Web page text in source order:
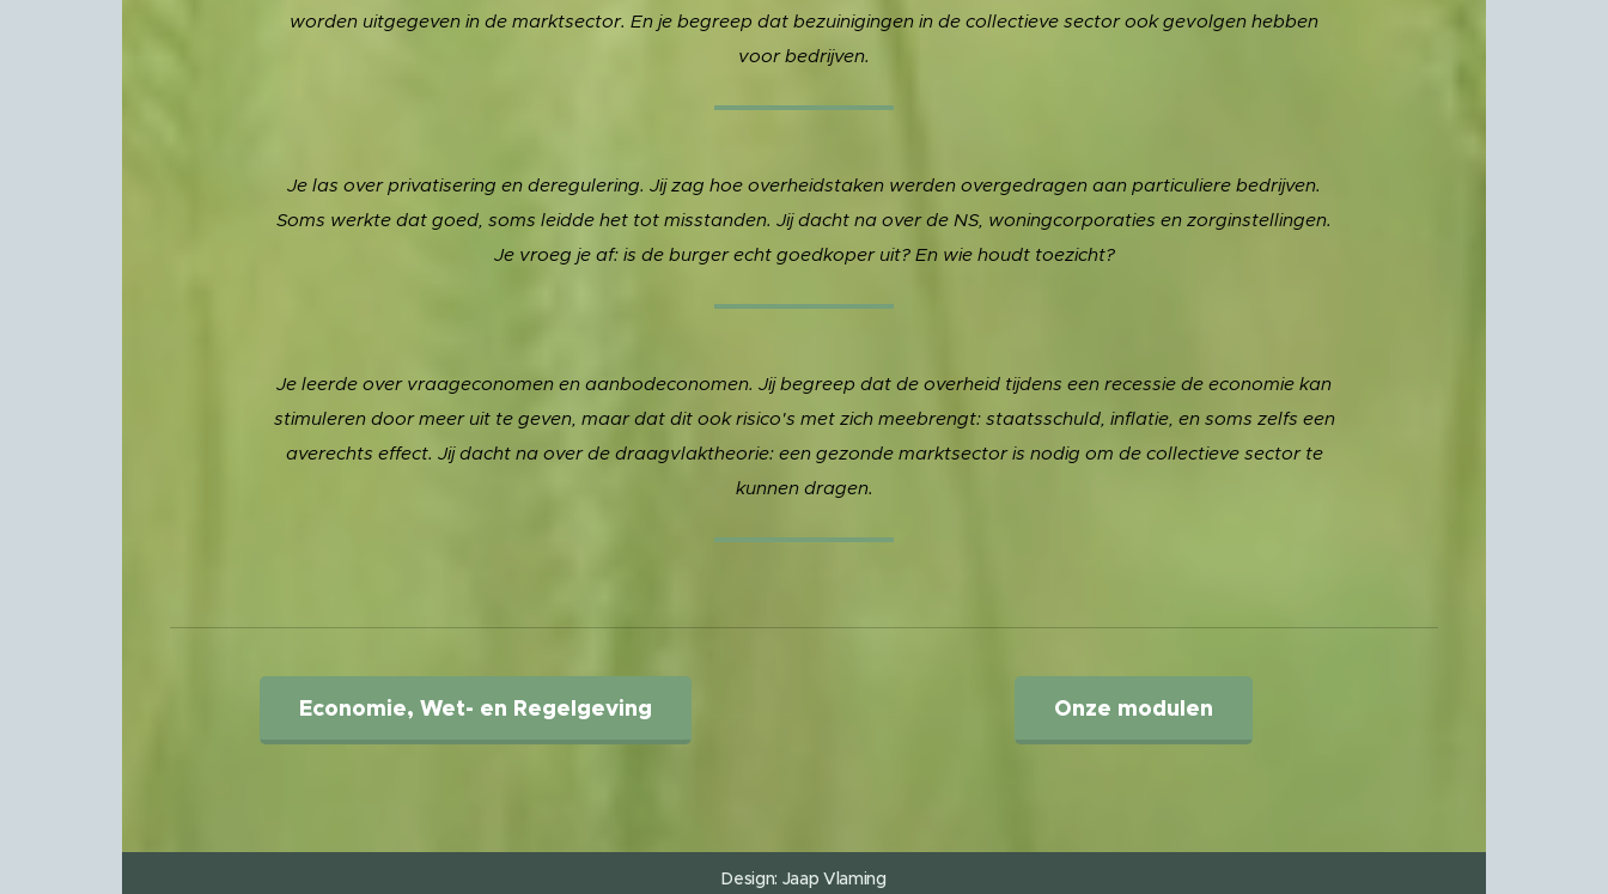
worden uitgegeven in de marktsector. En je begreep dat bezuinigingen in de collectieve sector ook gevolgen hebben
voor bedrijven.
Je las over privatisering en deregulering. Jij zag hoe overheidstaken werden overgedragen aan particuliere bedrijven.
Soms werkte dat goed, soms leidde het tot misstanden. Jij dacht na over de NS, woningcorporaties en zorginstellingen.
Je vroeg je af: is de burger echt goedkoper uit? En wie houdt toezicht?
Je leerde over vraageconomen en aanbodeconomen. Jij begreep dat de overheid tijdens een recessie de economie kan
stimuleren door meer uit te geven, maar dat dit ook risico's met zich meebrengt: staatsschuld, inflatie, en soms zelfs een
averechts effect. Jij dacht na over de draagvlaktheorie: een gezonde marktsector is nodig om de collectieve sector te
kunnen dragen.
Economie, Wet- en Regelgeving Onze modulen
Design: Jaap Vlaming